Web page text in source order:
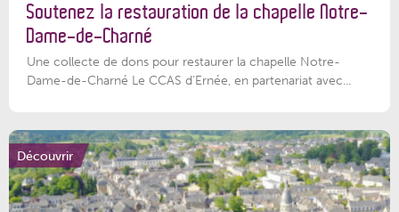
Soutenez la restauration de la chapelle Notre-
Dame-de-Charné
Une collecte de dons pour restaurer la chapelle Notre-
Dame-de-Charné Le CCAS d’Ernée, en partenariat avec...
Découvrir